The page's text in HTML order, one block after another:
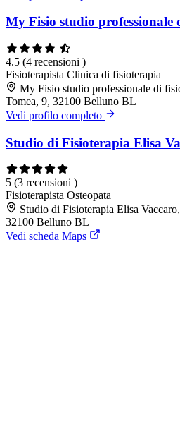
My Fisio studio professionale
4.5 (4 recensioni )
Fisioterapista Clinica di fisioterapia
My Fisio studio professionale di
Tomea, 9, 32100 Belluno BL
Vedi profilo completo
Studio di Fisioterapia Elisa
5 (3 recensioni )
Fisioterapista Osteopata
Studio di Fisioterapia Elisa
32100 Belluno BL
Vedi scheda Maps